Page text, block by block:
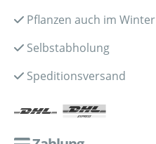
Pflanzen auch im Winter
Selbstabholung
Speditionsversand